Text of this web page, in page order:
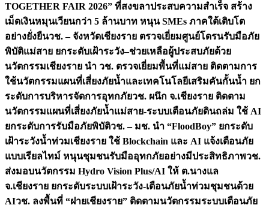
TOGETHER FAIR 2026” ที่สงขลาประสบความสำเร็จ สร้าง
เม็ดเงินหมุนเวียนกว่า 5 ล้านบาท หนุน SMEs ภาคใต้เติบโต
อย่างยั่งยืนวช. – จังหวัดเชียงราย ตรวจเยี่ยมศูนย์โดรนรับมือภัย
พิบัติแม่สาย ยกระดับเฝ้าระวัง–ช่วยเหลือผู้ประสบภัยด้วย
นวัตกรรมเชียงราย นำ วช. ตรวจเยี่ยมพื้นที่แม่สาย ติดตามการ
ใช้นวัตกรรมแผนที่เสี่ยงภัยน้ำและเทคโนโลยีเสริมคันกั้นน้ำ ยก
ระดับการบริหารจัดการอุทกภัยวช. ผนึก จ.เชียงราย ติดตาม
นวัตกรรมแผนที่เสี่ยงภัยน้ำแม่สาย-ระบบเตือนภัยดินถล่ม ใช้ AI
ยกระดับการรับมือภัยพิบัติวช. – มช. นำ “FloodBoy” ยกระดับ
เฝ้าระวังน้ำท่วมเชียงราย ใช้ Blockchain และ AI แจ้งเตือนภัย
แบบเรียลไทม์ หนุนชุมชนรับมืออุทกภัยอย่างมีประสิทธิภาพวช.
ส่งมอบนวัตกรรม Hydro Vision Plus/AI ให้ ต.นางแล
จ.เชียงราย ยกระดับระบบเฝ้าระวัง-เตือนภัยน้ำท่วมชุมชนด้วย
AIวช. ลงพื้นที่ “ฝายเชียงราย” ติดตามนวัตกรรมระบบเตือนภัย